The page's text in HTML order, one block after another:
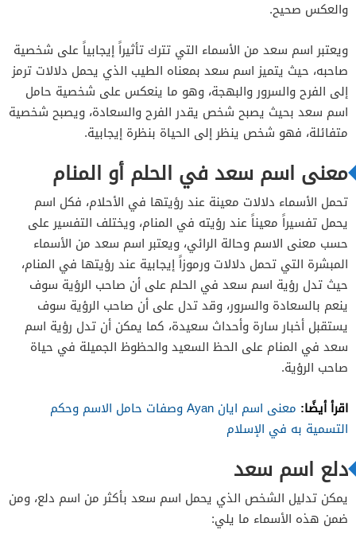
والعكس صحيح.
ويعتبر اسم سعد من الأسماء التي تترك تأثيراً إيجابياً على شخصية
صاحبه، حيث يتميز اسم سعد بمعناه الطيب الذي يحمل دلالات ترمز
إلى الفرح والسرور والبهجة، وهو ما ينعكس على شخصية حامل
اسم سعد بحيث يصبح شخص يقدر الفرح والسعادة، ويصبح شخصية
متفائلة، فهو شخص ينظر إلى الحياة بنظرة إيجابية.
معنى اسم سعد في الحلم أو المنام
تحمل الأسماء دلالات معينة عند رؤيتها في الأحلام، فكل اسم
يحمل تفسيراً معيناً عند رؤيته في المنام، ويختلف التفسير على
حسب معنى الاسم وحالة الرائي، ويعتبر اسم سعد من الأسماء
المبشرة التي تحمل دلالات ورموزاً إيجابية عند رؤيتها في المنام،
حيث تدل رؤية اسم سعد في الحلم على أن صاحب الرؤية سوف
ينعم بالسعادة والسرور، وقد تدل على أن صاحب الرؤية سوف
يستقبل أخبار سارة وأحداث سعيدة، كما يمكن أن تدل رؤية اسم
سعد في المنام على الحظ السعيد والحظوظ الجميلة في حياة
صاحب الرؤية.
اقرأ أيضًا:
معنى اسم ايان Ayan وصفات حامل الاسم وحكم
التسمية به في الإسلام
دلع اسم سعد
يمكن تدليل الشخص الذي يحمل اسم سعد بأكثر من اسم دلع، ومن
ضمن هذه الأسماء ما يلي: